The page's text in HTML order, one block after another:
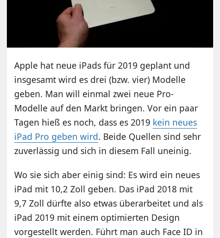
Apple hat neue iPads für 2019 geplant und
insgesamt wird es drei (bzw. vier) Modelle
geben. Man will einmal zwei neue Pro-
Modelle auf den Markt bringen. Vor ein paar
Tagen hieß es noch, dass es 2019 kein neues
iPad Pro geben wird. Beide Quellen sind sehr
zuverlässig und sich in diesem Fall uneinig.
Wo sie sich aber einig sind: Es wird ein neues
iPad mit 10,2 Zoll geben. Das iPad 2018 mit
9,7 Zoll dürfte also etwas überarbeitet und als
iPad 2019 mit einem optimierten Design
vorgestellt werden. Führt man auch Face ID in